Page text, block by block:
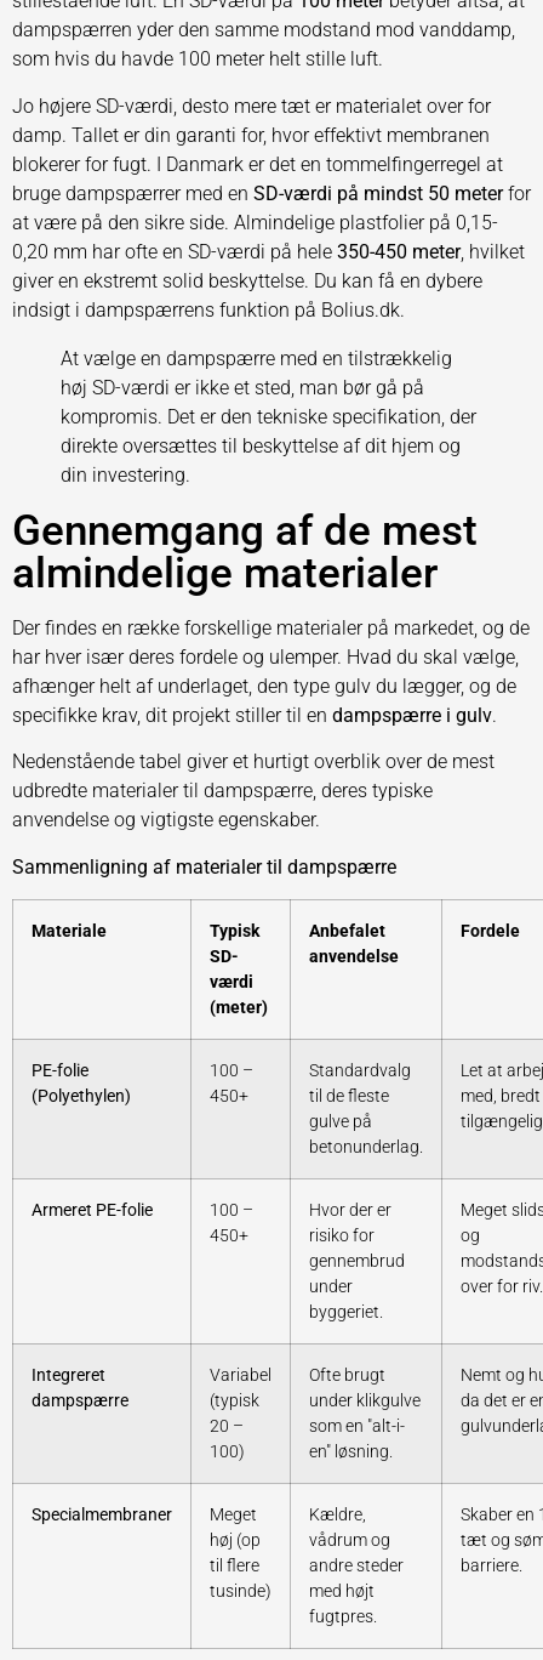
dampspærren yder den samme modstand mod vanddamp,
som hvis du havde 100 meter helt stille luft.
Jo højere SD-værdi, desto mere tæt er materialet over for
damp. Tallet er din garanti for, hvor effektivt membranen
blokerer for fugt. I Danmark er det en tommelfingerregel at
bruge dampspærrer med en SD-værdi på mindst 50 meterfor
at være på den sikre side. Almindelige plastfolier på 0,15-
0,20 mm har ofte en SD-værdi på hele 350-450 meter, hvilket
giver en ekstremt solid beskyttelse. Du kan få en dybere
indsigt i dampspærrens funktion på Bolius.dk.
At vælge en dampspærre med en tilstrækkelig
høj SD-værdi er ikke et sted, man bør gå på
kompromis. Det er den tekniske specifikation, der
direkte oversættes til beskyttelse af dit hjem og
din investering.
Gennemgang af de mest
almindelige materialer
Der findes en række forskellige materialer på markedet, og de
har hver især deres fordele og ulemper. Hvad du skal vælge,
afhænger helt af underlaget, den type gulv du lægger, og de
specifikke krav, dit projekt stiller til en dampspærre i gulv.
Nedenstående tabel giver et hurtigt overblik over de mest
udbredte materialer til dampspærre, deres typiske
anvendelse og vigtigste egenskaber.
Sammenligning af materialer til dampspærre
Materiale
Typisk
SD-
værdi
(meter)
Anbefalet
anvendelse
Fordele
PE-folie
(Polyethylen)
100 –
450+
Standardvalg
til de fleste
gulve på
betonunderlag.
Let at
med, bredt
Armeret PE-folie
100 –
450+
Hvor der er
risiko for
gennembrud
under
byggeriet.
Meget
og
over for riv.
Integreret
dampspærre
Variabel
(typisk
20 –
100)
Ofte brugt
under klikgulve
som en "alt-i-
en" løsning.
Nemt og
da det er
Specialmembraner
Meget
høj (op
til flere
tusinde)
Kældre,
vådrum og
andre steder
med højt
fugtpres.
Skaber en
tæt og
barriere.